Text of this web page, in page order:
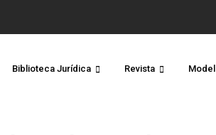
Biblioteca Jurídica Revista